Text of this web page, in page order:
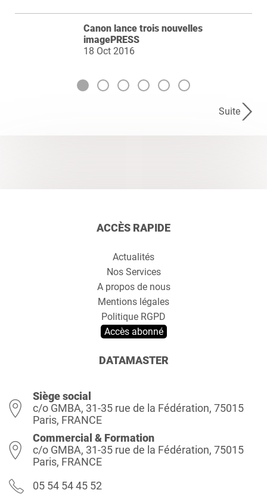
Canon lance trois nouvelles
imagePRESS
18 Oct 2016
Suite
ACCÈS RAPIDE
Actualités
Nos Services
A propos de nous
Mentions légales
Politique RGPD
Accès abonné
DATAMASTER
Siège social
c/o GMBA, 31-35 rue de la Fédération, 75015
Paris, FRANCE
Commercial & Formation
c/o GMBA, 31-35 rue de la Fédération, 75015
Paris, FRANCE
05 54 54 45 52